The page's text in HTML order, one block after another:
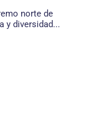
norte de
y diversidad...